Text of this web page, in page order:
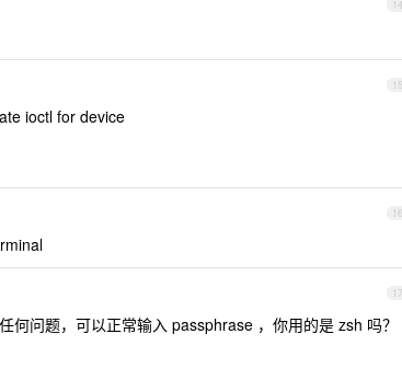
14
15
ioctl for device
16
17
何问题，可以正常输入 passphrase ，你用的是 zsh 吗？